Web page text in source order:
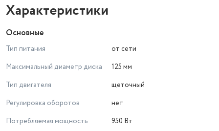
Характеристики
Основные
Тип питания
от сети
Максимальный диаметр диска
125 мм
Тип двигателя
щеточный
Регулировка оборотов
нет
Потребляемая мощность
950 Вт